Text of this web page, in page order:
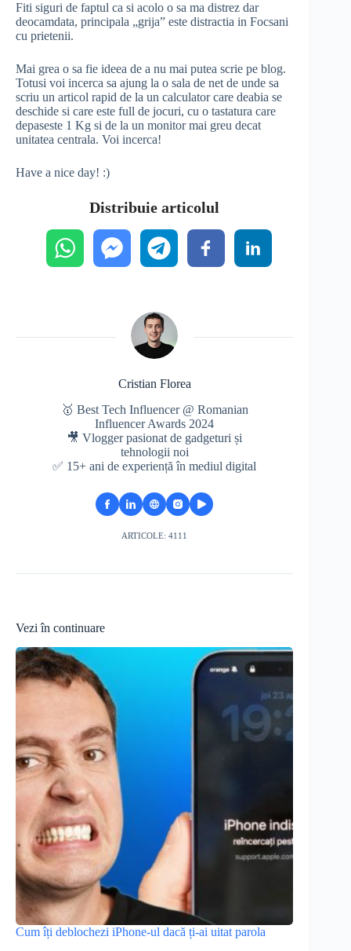
Fiti siguri de faptul ca si acolo o sa ma distrez dar
deocamdata, principala „grija” este distractia in Focsani
cu prietenii.
Mai grea o sa fie ideea de a nu mai putea scrie pe blog.
Totusi voi incerca sa ajung la o sala de net de unde sa
scriu un articol rapid de la un calculator care deabia se
deschide si care este full de jocuri, cu o tastatura care
depaseste 1 Kg si de la un monitor mai greu decat
unitatea centrala. Voi incerca!
Have a nice day! :)
Distribuie articolul
Cristian Florea
🥇 Best Tech Influencer @ Romanian
Influencer Awards 2024
🎥 Vlogger pasionat de gadgeturi și
tehnologii noi
✅ 15+ ani de experiență în mediul digital
ARTICOLE: 4111
Vezi în continuare
Cum îți deblochezi iPhone-ul dacă ți-ai uitat parola